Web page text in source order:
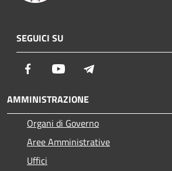
SEGUICI SU
Facebook Youtube
AMMINISTRAZIONE
Organi di Governo
Aree Amministrative
Uffici